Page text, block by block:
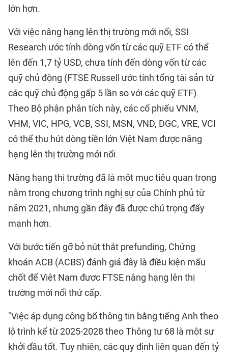
lớn hơn.
Với việc nâng hạng lên thị trường mới nổi, SSI
Research ước tính dòng vốn từ các quỹ ETF có thể
lên đến 1,7 tỷ USD, chưa tính đến dòng vốn từ các
quỹ chủ động (FTSE Russell ước tính tổng tài sản từ
các quỹ chủ động gấp 5 lần so với các quỹ ETF).
Theo Bộ phận phân tích này, các cổ phiếu VNM,
VHM, VIC, HPG, VCB, SSI, MSN, VND, DGC, VRE, VCI
có thể thu hút dòng tiền lớn Việt Nam được nâng
hạng lên thị trường mới nổi.
Nâng hạng thị trường đã là một mục tiêu quan trọng
nằm trong chương trình nghị sự của Chính phủ từ
năm 2021, nhưng gần đây đã được chú trọng đẩy
mạnh hơn.
Với bước tiến gỡ bỏ nút thắt prefunding, Chứng
khoán ACB (ACBS) đánh giá đây là điều kiện mấu
chốt để Việt Nam được FTSE nâng hạng lên thị
trường mới nổi thứ cấp.
"Việc áp dụng công bố thông tin bằng tiếng Anh theo
lộ trình kể từ 2025-2028 theo Thông tư 68 là một sự
khởi đầu tốt. Tuy nhiên, các quy định liên quan đến tỷ